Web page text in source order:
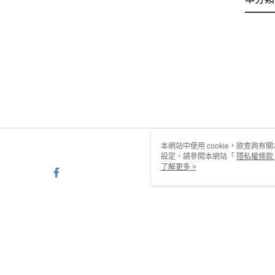
本網站中使用 cookie，欲查詢有
設定，請參閱本網站「 隱私權條款
使用 cookie。
了解更多 >